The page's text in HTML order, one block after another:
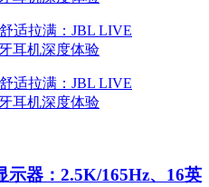
示器：2.5K/165Hz、16英